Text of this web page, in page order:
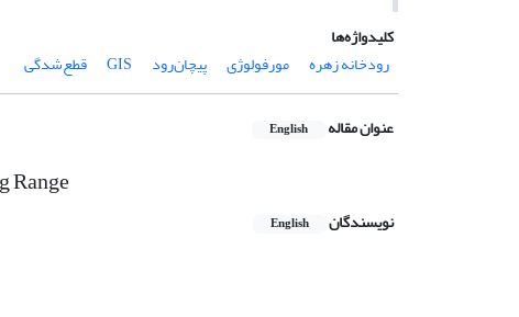
کلیدواژه‌ها
رودخانه زهره
مورفولوژی پیچان‌رود GIS قطع‌شدگی
عنوان مقاله English
Range
نویسندگان English